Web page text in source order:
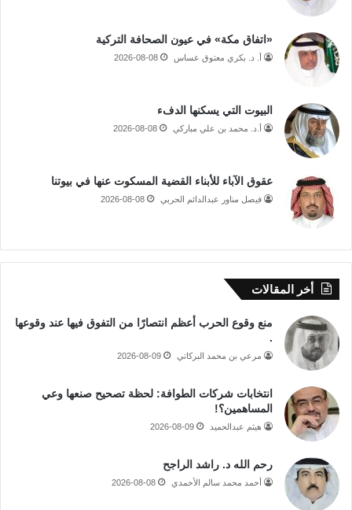
«اتفاق مكة» في عيون الصحافة التركية
أ. د. بكري معتوق عساس 2026-08-08
البيوت التي يسكنها الدفء
أ.د. محمد بن علي مباركي 2026-08-08
عقوق الآباء للأبناء القضية المسكوت عنها في بيوتنا
فيصل مناور عبدالدائم الحربي 2026-08-08
أخر المقالات
منع وقوع الحرب أعظم انتصارًا من التفوق فيها عند وقوعها
.
مرعي بن محمد البركاتي 2026-08-09
انتخابات شركات الطوافة: لحظة تصحيح صنعها وعي
المساهمين؟!
هيثم عبدالحميد 2026-08-09
رحم الله د. راشد الراجح
أحمد محمد سالم الأحمدي 2026-08-08